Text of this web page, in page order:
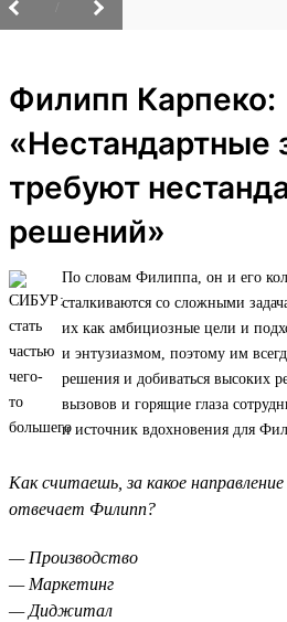
Филипп Карпеко:
«Нестандартные
требуют
решений»
По словам Филиппа, он и его
сталкиваются со сложными
их как амбициозные цели и
и энтузиазмом, поэтому им
решения и добиваться высоких
вызовов и горящие глаза
и источник вдохновения для
Как считаешь, за какое
отвечает Филипп?
— Производство
— Маркетинг
— Диджитал